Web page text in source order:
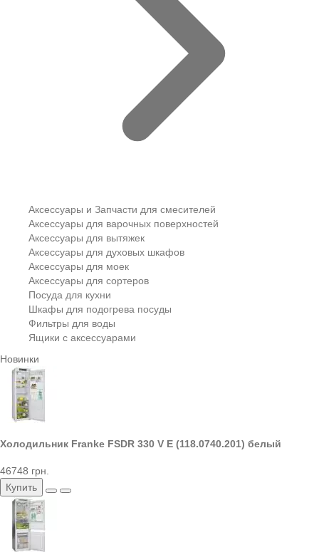
Аксессуары и Запчасти для смесителей
Аксессуары для варочных поверхностей
Аксессуары для вытяжек
Аксессуары для духовых шкафов
Аксессуары для моек
Аксессуары для сортеров
Посуда для кухни
Шкафы для подогрева посуды
Фильтры для воды
Ящики с аксессуарами
Новинки
Холодильник Franke FSDR 330 V E (118.0740.201) белый
46748 грн.
Купить